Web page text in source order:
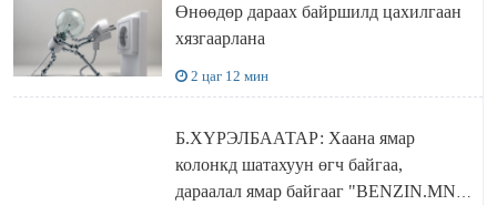
Өнөөдөр дараах байршилд цахилгаан
хязгаарлана
2 цаг 12 мин
Б.ХҮРЭЛБААТАР: Хаана ямар
колонкд шатахуун өгч байгаа,
дараалал ямар байгааг "BENZIN.MN”